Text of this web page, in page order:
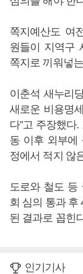
쪽지예산도 여
원들이 지역구
쪽지로 끼워넣
이춘석 새누리
새로운 비용명
다”고 주장했다
동 이후 외부에
정에서 적지 않
도로와 철도 등
회 심의 통과 후
된 결과로 꼽힌
인기기사